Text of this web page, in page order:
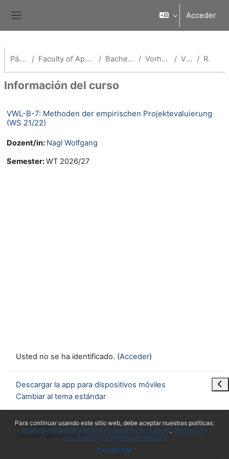
Para continuar usando este sitio web, debe aceptar nuestras políticas:
Datenschutzerklärung/Data Protection Declaration
Rechte und
Pflichten/Rights and Responsibilities
Continuar
Acceder
Página Principal Faculty of Applied Economics (School of Management) Bachelor Volkswirtschaftslehre Vorherige Semester (VWL) VWL WS 21/22 Resumen
Información del curso
VWL-B-7: Methoden der empirischen Projektevaluierung
(WS 21/22)
Dozent/in: Nagl Wolfgang
Semester:WT 2026/27
Usted no se ha identificado. (Acceder)
Descargar la app para dispositivos móviles
Cambiar al tema estándar
Impressum
Moodle Version 4.5